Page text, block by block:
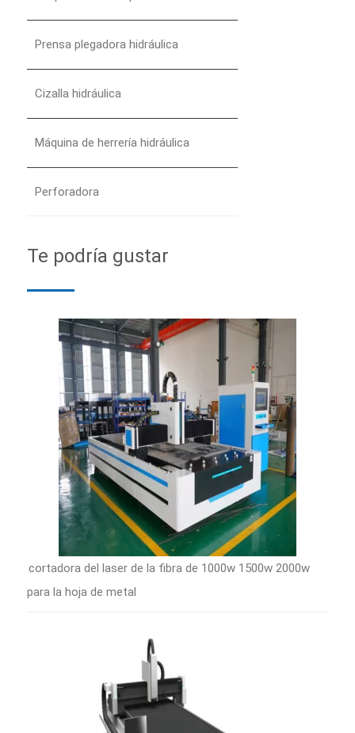
Prensa plegadora hidráulica
Cizalla hidráulica
Máquina de herrería hidráulica
Perforadora
Te podría gustar
cortadora del laser de la fibra de 1000w 1500w 2000w
para la hoja de metal